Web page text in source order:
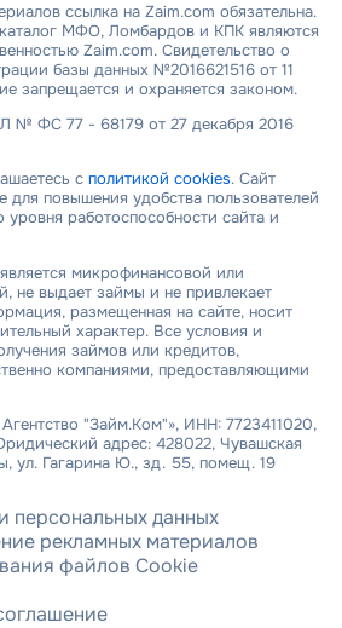
ссылка на Zaim.com обязательна.
МФО, Ломбардов и КПК являются
Zaim.com. Свидетельство о
базы данных №2016621516 от 11
запрещается и охраняется законом.
№ ФС 77 - 68179 от 27 декабря 2016
с политикой cookies. Сайт
для повышения удобства пользователей
работоспособности сайта и
микрофинансовой или
не выдает займы и не привлекает
размещенная на сайте, носит
характер. Все условия и
займов или кредитов,
компаниями, предоставляющими
"Займ.Ком"», ИНН: 7723411020,
адрес: 428022, Чувашская
ул. Гагарина Ю., зд. 55, помещ. 19
персональных данных
рекламных материалов
файлов Cookie